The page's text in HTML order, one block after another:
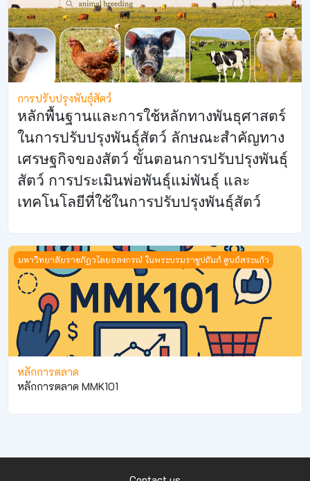
การปรับปรุงพันธุ์สัตว์
หลักพื้นฐานและการใช้หลักทางพันธุศาสตร์
ในการปรับปรุงพันธุ์สัตว์ ลักษณะสำคัญทาง
เศรษฐกิจของสัตว์ ขั้นตอนการปรับปรุงพันธุ์
สัตว์ การประเมินพ่อพันธุ์แม่พันธุ์ และ
เทคโนโลยีที่ใช้ในการปรับปรุงพันธุ์สัตว์
หลักการตลาด
มหาวิทยาลัยราชภัฏวไลยอลงกรณ์ ในพระบรมราชูปถัมภ์ ศูนย์สระแก้ว
หลักการตลาด
หลักการตลาด MMK101